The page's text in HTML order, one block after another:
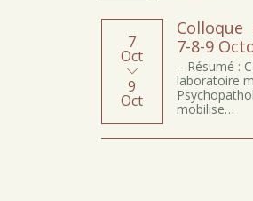
7
Oct
9
Oct
Colloque
7-8-9
– Résumé :
laboratoire
mobilise…